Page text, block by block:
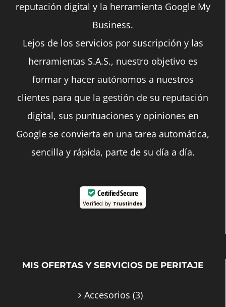
reputación digital y la herramienta Google My
Business.
Lejos de los servicios por suscripción y las
herramientas S.A.S., nuestro objetivo es
formar y hacer autónomos a nuestros
clientes para que la gestión de su reputación
digital, sus puntuaciones y opiniones en
Google se convierta en una tarea automática,
sencilla y rápida, parte de su día a día.
Certified Secure
Verified by Trustindex
MIS OFERTAS Y SERVICIOS DE PERITAJE
Accesorios (3)